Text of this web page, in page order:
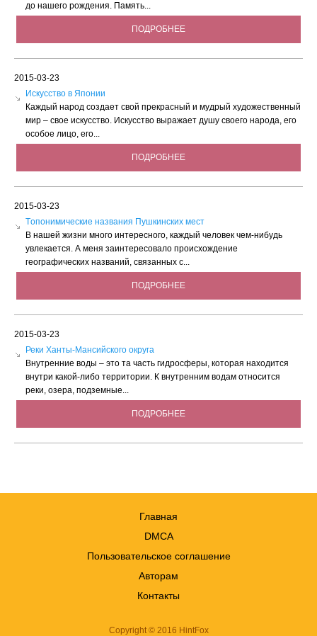
до нашего рождения. Память...
ПОДРОБНЕЕ
2015-03-23
Искусство в Японии
Каждый народ создает свой прекрасный и мудрый художественный
мир – свое искусство. Искусство выражает душу своего народа, его
особое лицо, его...
ПОДРОБНЕЕ
2015-03-23
Tопонимические названия Пушкинских мест
В нашей жизни много интересного, каждый человек чем-нибудь
увлекается. А меня заинтересовало происхождение
географических названий, связанных с...
ПОДРОБНЕЕ
2015-03-23
Реки Ханты-Мансийского округа
Внутренние воды – это та часть гидросферы, которая находится
внутри какой-либо территории. К внутренним водам относится
реки, озера, подземные...
ПОДРОБНЕЕ
Copyright © 2016 HintFox
Главная
DMCA
Пользовательское соглашение
Авторам
Контакты